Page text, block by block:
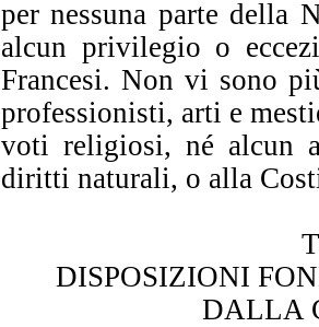
per nessuna parte della
alcun privilegio o
Francesi. Non vi sono
professionisti, arti e
voti religiosi, né alcun
diritti naturali, o alla
DISPOSIZIONI
DALLA